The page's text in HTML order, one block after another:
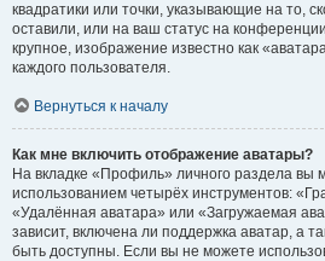
квадратики или точки, указывающие на то,
оставили, или на ваш статус на
крупное, изображение известно как
каждого пользователя.
Вернуться к началу
Как мне включить отображение аватары?
На вкладке «Профиль» личного раздела вы
использованием четырёх инструментов:
«Удалённая аватара» или «Загружаемая
зависит, включена ли поддержка аватар, а
быть доступны. Если вы не можете